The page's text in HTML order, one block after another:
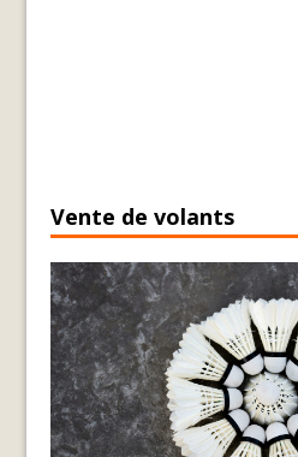
Vente de volants